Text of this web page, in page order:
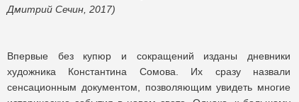
Дмитрий Сечин, 2017)
Впервые без купюр и сокращений изданы дневники
художника Константина Сомова. Их сразу назвали
сенсационным документом, позволяющим увидеть многие